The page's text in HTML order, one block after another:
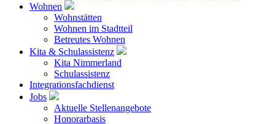
Wohnen
Wohnstätten
Wohnen im Stadtteil
Betreutes Wohnen
Kita & Schulassistenz
Kita Nimmerland
Schulassistenz
Integrationsfachdienst
Jobs
Aktuelle Stellenangebote
Honorarbasis